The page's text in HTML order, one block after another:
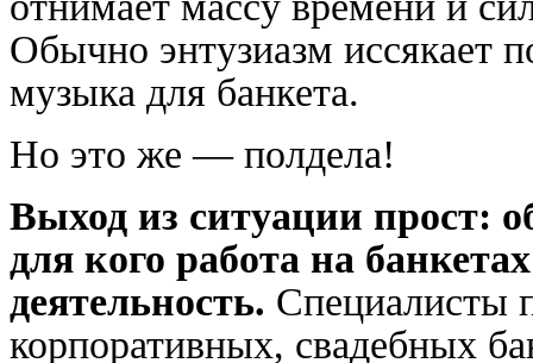
Обычно энтузиазм иссякает
музыка для банкета.
Но это же — полдела!
Выход из ситуации прост:
для кого работа на
деятельность. Специалисты
корпоративных, свадебных